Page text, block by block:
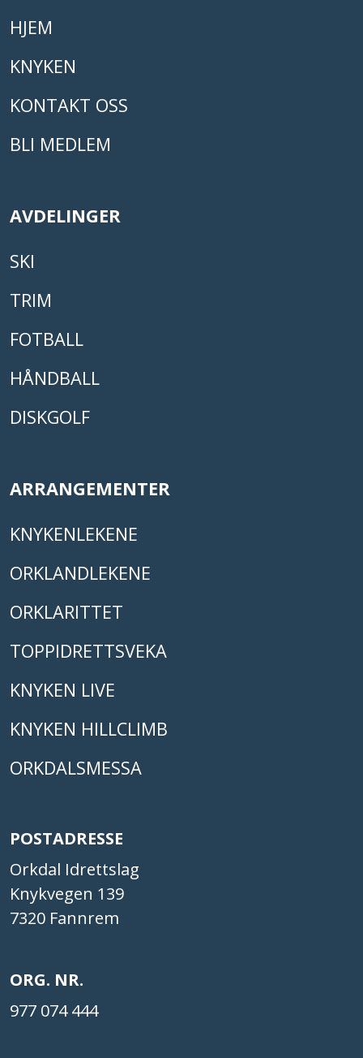
HJEM
KNYKEN
KONTAKT OSS
BLI MEDLEM
AVDELINGER
SKI
TRIM
FOTBALL
HÅNDBALL
DISKGOLF
ARRANGEMENTER
KNYKENLEKENE
ORKLANDLEKENE
ORKLARITTET
TOPPIDRETTSVEKA
KNYKEN LIVE
KNYKEN HILLCLIMB
ORKDALSMESSA
POSTADRESSE
Orkdal Idrettslag
Knykvegen 139
7320 Fannrem
ORG. NR.
977 074 444